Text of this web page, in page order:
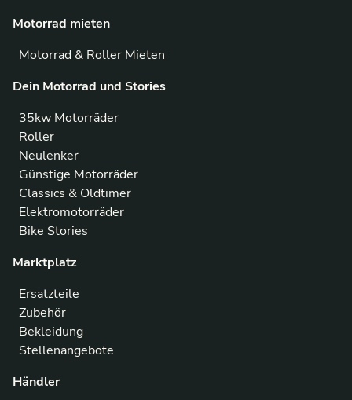
Motorrad mieten
Motorrad & Roller Mieten
Dein Motorrad und Stories
35kw Motorräder
Roller
Neulenker
Günstige Motorräder
Classics & Oldtimer
Elektromotorräder
Bike Stories
Marktplatz
Ersatzteile
Zubehör
Bekleidung
Stellenangebote
Händler